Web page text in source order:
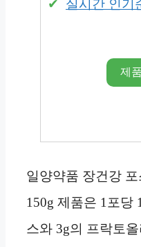
실시간 인기
제
일양약품 장건강
150g 제품은 1포당
스와 3g의 프락토